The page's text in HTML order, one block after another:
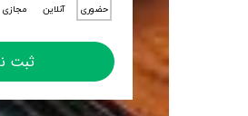
حضوری آنلاین مجازی
ثبت